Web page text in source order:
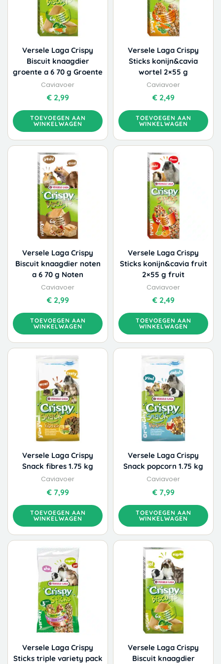
Versele Laga Crispy
Biscuit knaagdier
groente a 6 70 g Groente
Caviavoer
€2,99
TOEVOEGEN AAN
WINKELWAGEN
Versele Laga Crispy
Sticks konijn&cavia
wortel 2×55 g
Caviavoer
€2,49
TOEVOEGEN AAN
WINKELWAGEN
Versele Laga Crispy
Biscuit knaagdier noten
a 6 70 g Noten
Caviavoer
€2,99
TOEVOEGEN AAN
WINKELWAGEN
Versele Laga Crispy
Sticks konijn&cavia fruit
2×55 g fruit
Caviavoer
€2,49
TOEVOEGEN AAN
WINKELWAGEN
Versele Laga Crispy
Snack fibres 1.75 kg
Caviavoer
€7,99
TOEVOEGEN AAN
WINKELWAGEN
Versele Laga Crispy
Snack popcorn 1.75 kg
Caviavoer
€7,99
TOEVOEGEN AAN
WINKELWAGEN
Versele Laga Crispy
Sticks triple variety pack
Versele Laga Crispy
Biscuit knaagdier